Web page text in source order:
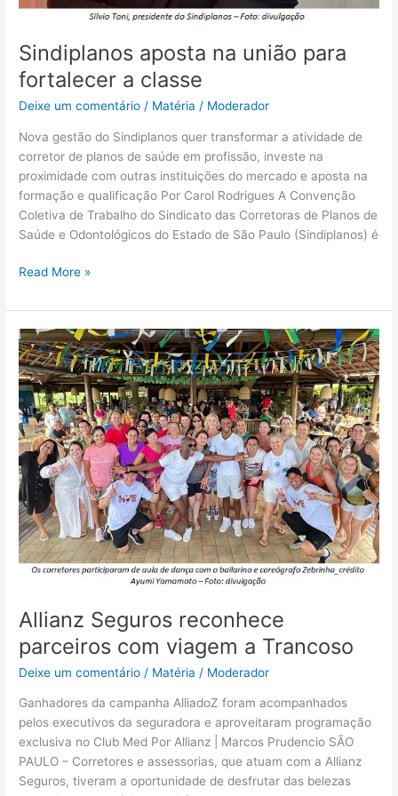
Sindiplanos aposta na união para
fortalecer a classe
Deixe um comentário / Matéria / Moderador
Nova gestão do Sindiplanos quer transformar a atividade de
corretor de planos de saúde em profissão, investe na
proximidade com outras instituições do mercado e aposta na
formação e qualificação Por Carol Rodrigues A Convenção
Coletiva de Trabalho do Sindicato das Corretoras de Planos de
Saúde e Odontológicos do Estado de São Paulo (Sindiplanos) é
Read More »
Allianz Seguros reconhece
parceiros com viagem a Trancoso
Deixe um comentário / Matéria / Moderador
Ganhadores da campanha AlliadoZ foram acompanhados
pelos executivos da seguradora e aproveitaram programação
exclusiva no Club Med Por Allianz | Marcos Prudencio SÃO
PAULO – Corretores e assessorias, que atuam com a Allianz
Seguros, tiveram a oportunidade de desfrutar das belezas
Allianz
Seguros
reconhece
parceiros
com
viagem
a
Trancoso